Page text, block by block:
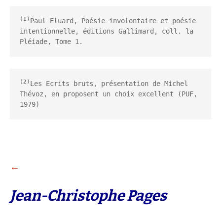
( 1 ) Paul Eluard, Poésie involontaire et poésie
intentionnelle, éditions Gallimard, coll. la
Pléiade, Tome 1.
(2 ) Les Ecrits bruts, présentation de Michel
Thévoz, en proposent un choix excellent (PUF,
1979)
Navigation
des
←
Jean-Christophe Pages